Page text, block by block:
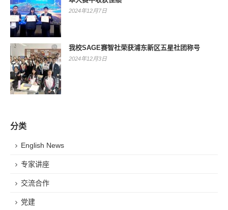
2024年12月7日
我校SAGE赛智社荣获浦东新区五星社团称号
2024年12月3日
分类
English News
专家讲座
交流合作
党建